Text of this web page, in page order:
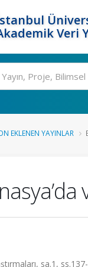
Veri
EKLENEN YAYINLAR
sa.1,